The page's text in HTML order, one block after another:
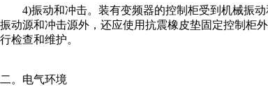
4)振动和冲击。装有变频器的控制柜受到机械振动
振动源和冲击源外，还应使用抗震橡皮垫固定控制柜
行检查和维护。
二。电气环境